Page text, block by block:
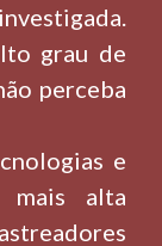
grau de
perceba
e
mais alta